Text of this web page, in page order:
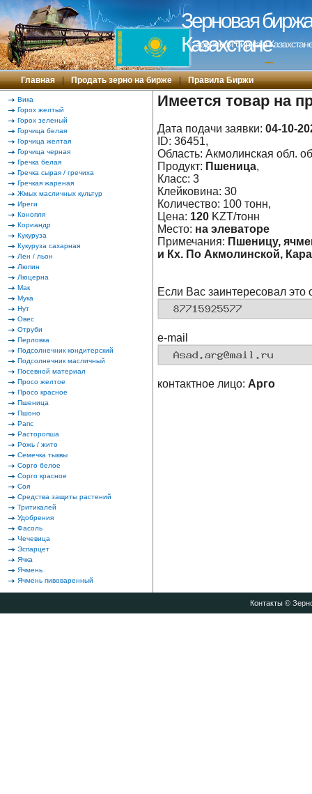
Зерновая
Казахстане
Зерновая биржа в
---
Главная | Продать зерно на бирже | Правила Биржи
Вика
Горох желтый
Горох зеленый
Горчица белая
Горчица желтая
Горчица черная
Гречка белая
Гречка сырая / гречиха
Гречкая жареная
Жмых масличных культур
Иреги
Конопля
Кориандр
Кукуруза
Кукуруза сахарная
Лен / льон
Люпин
Люцерна
Мак
Мука
Нут
Овес
Отруби
Перловка
Подсолнечник кондитерский
Подсолнечник масличный
Посевной материал
Просо желтое
Просо красное
Пшеница
Пшоно
Рапс
Расторопша
Рожь / жито
Семечка тыквы
Сорго белое
Сорго красное
Соя
Средства защиты растений
Тритикалей
Удобрения
Фасоль
Чечевица
Эспарцет
Ячка
Ячмень
Ячмень пивоваренный
Имеется товар на
Дата подачи заявки: 04-10-
ID: 36451,
Область: Акмолинская обл.
Продукт: Пшеница,
Класс: 3
Клейковина: 30
Количество: 100 тонн,
Цена: 120 KZT/тонн
Место: на элеваторе
Примечания: Пшеницу,
и Кх. По Акмолинской,
Если Вас заинтересовал это
e-mail
контактное лицо: Арго
Контакты©